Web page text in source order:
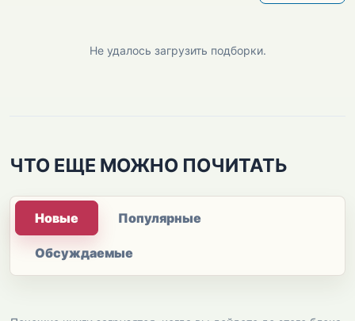
Не удалось загрузить подборки.
ЧТО ЕЩЕ МОЖНО ПОЧИТАТЬ
Новые Популярные
Обсуждаемые